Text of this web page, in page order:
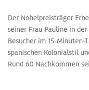
Der Nobelpreisträger
seiner Frau Pauline in
Besucher im 15-Minuten-
spanischen Kolonialstil
Rund 60 Nachkommen